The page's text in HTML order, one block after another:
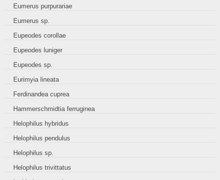
Eumerus purpurariae
Eumerus sp.
Eupeodes corollae
Eupeodes luniger
Eupeodes sp.
Eurimyia lineata
Ferdinandea cuprea
Hammerschmidtia ferruginea
Helophilus hybridus
Helophilus pendulus
Helophilus sp.
Helophilus trivittatus